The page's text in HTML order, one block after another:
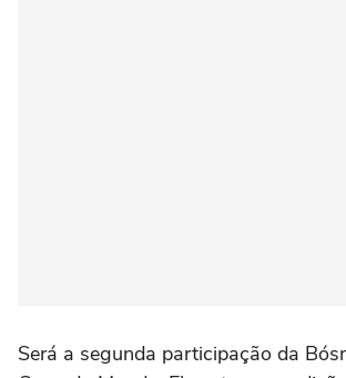
Será a segunda participação da